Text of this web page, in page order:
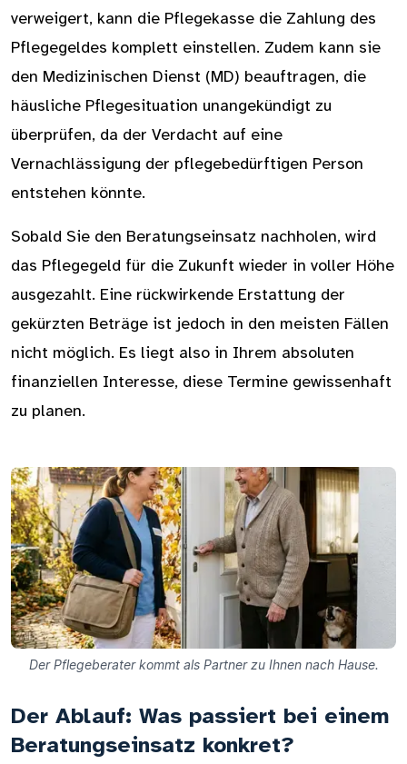
verweigert, kann die Pflegekasse die Zahlung des
Pflegegeldes komplett einstellen. Zudem kann sie
den Medizinischen Dienst (MD) beauftragen, die
häusliche Pflegesituation unangekündigt zu
überprüfen, da der Verdacht auf eine
Vernachlässigung der pflegebedürftigen Person
entstehen könnte.
Sobald Sie den Beratungseinsatz nachholen, wird
das Pflegegeld für die Zukunft wieder in voller Höhe
ausgezahlt. Eine rückwirkende Erstattung der
gekürzten Beträge ist jedoch in den meisten Fällen
nicht möglich. Es liegt also in Ihrem absoluten
finanziellen Interesse, diese Termine gewissenhaft
zu planen.
Der Pflegeberater kommt als Partner zu Ihnen nach Hause.
Der Ablauf: Was passiert bei einem
Beratungseinsatz konkret?